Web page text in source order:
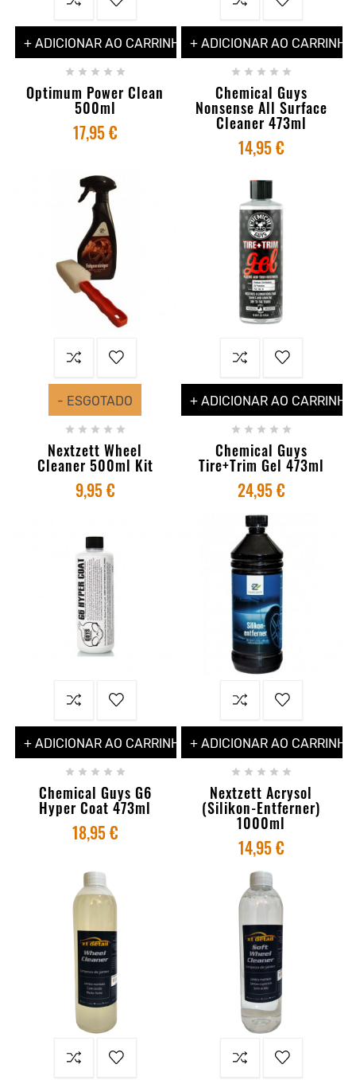
+ ADICIONAR AO CARRINHO
    
Optimum Power Clean
500ml
17,95 €
+ ADICIONAR AO CARRINHO
    
Chemical Guys
Nonsense All Surface
Cleaner 473ml
14,95 €
- ESGOTADO
    
Nextzett Wheel
Cleaner 500ml Kit
9,95 €
+ ADICIONAR AO CARRINHO
    
Chemical Guys
Tire+Trim Gel 473ml
24,95 €
+ ADICIONAR AO CARRINHO
    
Chemical Guys G6
Hyper Coat 473ml
18,95 €
+ ADICIONAR AO CARRINHO
    
Nextzett Acrysol
(silikon-Entferner)
1000ml
14,95 €